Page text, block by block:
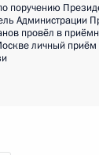
поручению
Администрации
провёл в
личный